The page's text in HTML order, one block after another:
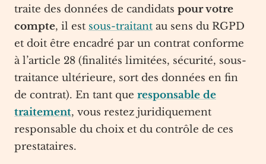
traite des données de candidats pour votre
compte, il est sous-traitant au sens du RGPD
et doit être encadré par un contrat conforme
à l’article 28 (finalités limitées, sécurité, sous-
traitance ultérieure, sort des données en fin
de contrat). En tant que responsable de
traitement, vous restez juridiquement
responsable du choix et du contrôle de ces
prestataires.